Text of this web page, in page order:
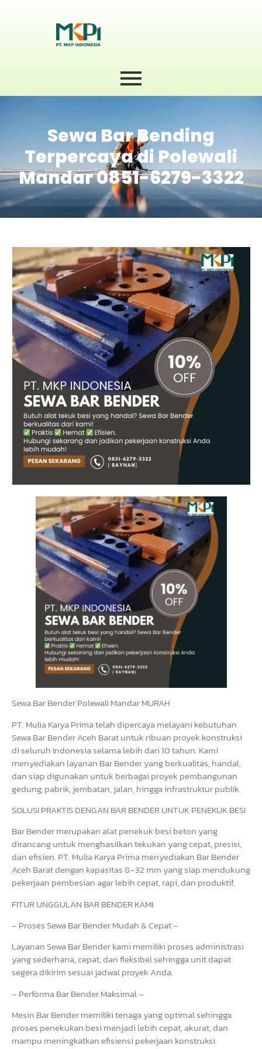
Sewa Bar Bending
Terpercaya di Polewali
Mandar 0851-6279-3322
Sewa Bar Bender Polewali Mandar MURAH
PT. Mulia Karya Prima telah dipercaya melayani kebutuhan
Sewa Bar Bender Aceh Barat untuk ribuan proyek konstruksi
di seluruh Indonesia selama lebih dari 10 tahun. Kami
menyediakan layanan Bar Bender yang berkualitas, handal,
dan siap digunakan untuk berbagai proyek pembangunan
gedung, pabrik, jembatan, jalan, hingga infrastruktur publik.
SOLUSI PRAKTIS DENGAN BAR BENDER UNTUK PENEKUK BESI
Bar Bender merupakan alat penekuk besi beton yang
dirancang untuk menghasilkan tekukan yang cepat, presisi,
dan efisien. PT. Mulia Karya Prima menyediakan Bar Bender
Aceh Barat dengan kapasitas 8–32 mm yang siap mendukung
pekerjaan pembesian agar lebih cepat, rapi, dan produktif.
FITUR UNGGULAN BAR BENDER KAMI:
– Proses Sewa Bar Bender Mudah & Cepat –
Layanan Sewa Bar Bender kami memiliki proses administrasi
yang sederhana, cepat, dan fleksibel sehingga unit dapat
segera dikirim sesuai jadwal proyek Anda.
– Performa Bar Bender Maksimal –
Mesin Bar Bender memiliki tenaga yang optimal sehingga
proses penekukan besi menjadi lebih cepat, akurat, dan
mampu meningkatkan efisiensi pekerjaan konstruksi.